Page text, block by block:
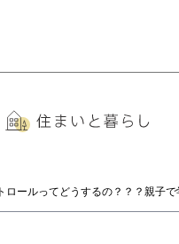
ロールってどうするの？？？親子で